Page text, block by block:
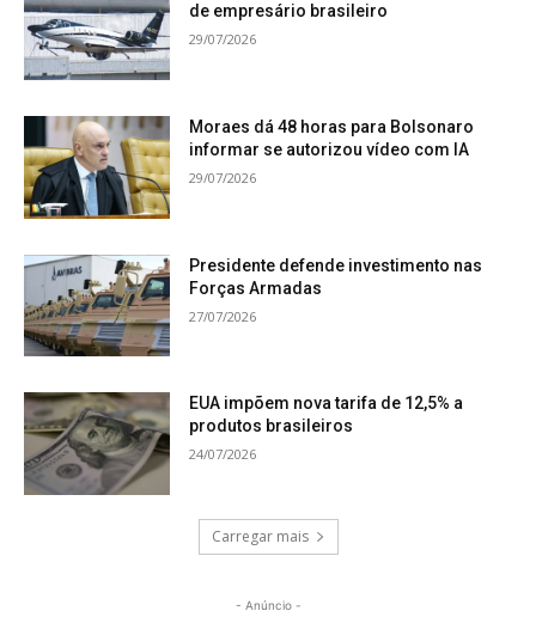
de empresário brasileiro
29/07/2026
Moraes dá 48 horas para Bolsonaro
informar se autorizou vídeo com IA
29/07/2026
Presidente defende investimento nas
Forças Armadas
27/07/2026
EUA impõem nova tarifa de 12,5% a
produtos brasileiros
24/07/2026
Carregar mais
- Anúncio -